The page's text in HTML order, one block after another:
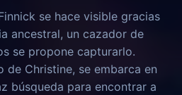
se hace visible gracias
ancestral, un cazador de
se propone capturarlo.
de Christine, se embarca en
búsqueda para encontrar a